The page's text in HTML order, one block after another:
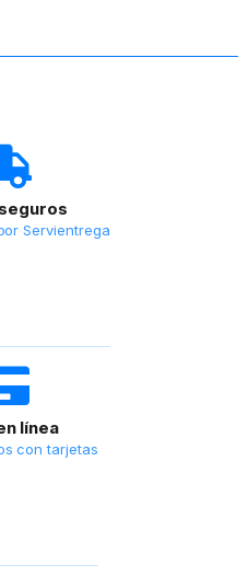
Servientrega
línea
con tarjetas